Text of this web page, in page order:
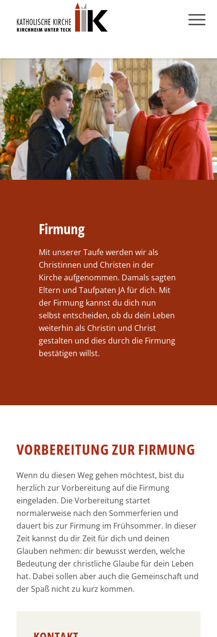
Firmung
Mit unserer Taufe werden wir als
Christinnen und Christen in der
Kirche aufgenommen. Damals sagten
Eltern und Taufpaten JA für dich. Mit
der Firmung kannst du dich nun
selbst entscheiden, ob du dein Leben
weiterhin als Christin und Christ
gestalten und dies durch die Firmung
bestätigen willst.
VORBEREITUNG ZUR FIRMUNG
Wenn du diesen Weg gehen möchtest, bist du
herzlich zur Vorbereitung auf die Firmung
eingeladen. Die Vorbereitung startet
normalerweise nach den Sommerferien und
dauert bis zur Firmung im Frühsommer. In dieser
Zeit kannst du dir Zeit für dich und deinen
Glauben nehmen: dir bewusst werden, welche
Bedeutung der christliche Glaube für dein Leben
hat. Dabei sollen aber auch die Gemeinschaft und
der Spaß nicht zu kurz kommen.